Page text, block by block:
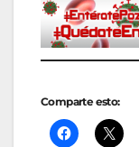
Comparte esto: